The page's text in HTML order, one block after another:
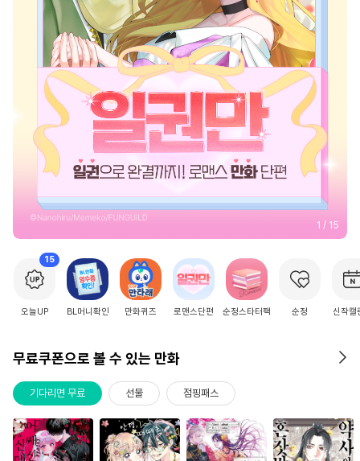
2 / 15
15
오늘UP BL머니확인 만화퀴즈 로맨스단편 순정스타터팩 순정 신작캘
무료쿠폰으로 볼 수 있는 만화
기다리면 무료 선물 점핑패스